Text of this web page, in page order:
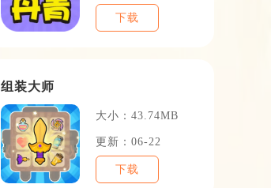
下载
组装大师
大小：43.74MB
更新：06-22
下载